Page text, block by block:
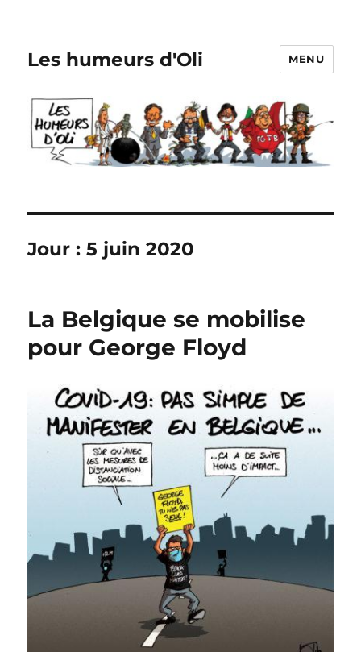
Les humeurs d'Oli MENU
Jour :5 juin 2020
La Belgique se mobilise
pour George Floyd